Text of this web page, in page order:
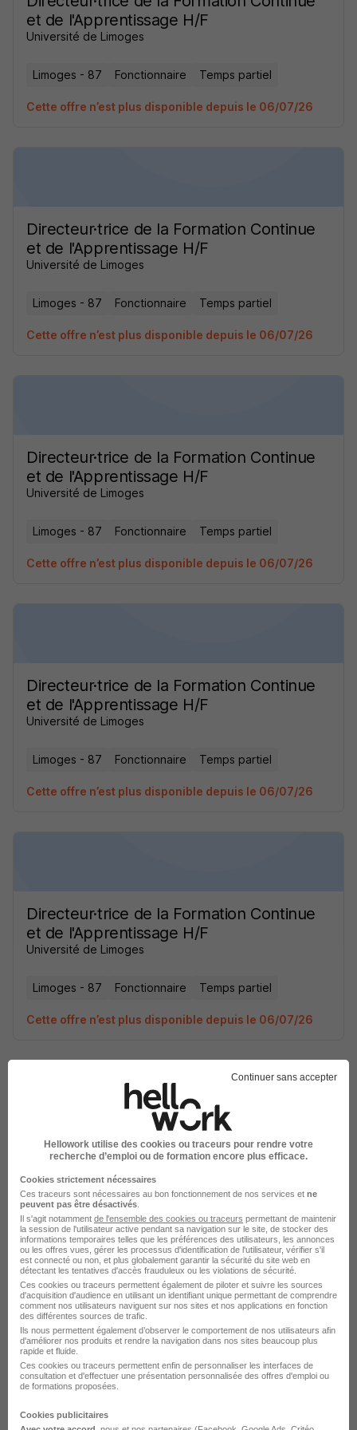
et de l'Apprentissage H/F
Université de Limoges
Limoges - 87 Fonctionnaire Temps partiel
Cette offre n’est plus disponible depuis le 06/07/26
Directeur·trice de la Formation Continue
et de l'Apprentissage H/F
Université de Limoges
Limoges - 87 Fonctionnaire Temps partiel
Cette offre n’est plus disponible depuis le 06/07/26
Directeur·trice de la Formation Continue
et de l'Apprentissage H/F
Université de Limoges
Limoges - 87 Fonctionnaire Temps partiel
Cette offre n’est plus disponible depuis le 06/07/26
Directeur·trice de la Formation Continue
et de l'Apprentissage H/F
Université de Limoges
Limoges - 87 Fonctionnaire Temps partiel
Cette offre n’est plus disponible depuis le 06/07/26
Directeur·trice de la Formation Continue
et de l'Apprentissage H/F
Université de Limoges
Limoges - 87 Fonctionnaire Temps partiel
Cette offre n’est plus disponible depuis le 06/07/26
Directeur·trice de la Formation Continue
et de l'Apprentissage H/F
Université de Limoges
Limoges - 87 Fonctionnaire Temps partiel
Cette offre n’est plus disponible depuis le 06/07/26
Directeur·trice de la Formation Continue
et de l'Apprentissage H/F
Continuer sans accepter
Hellowork utilise des cookies ou traceurs pour rendre votre
recherche d’emploi ou de formation encore plus efficace.
Cookies strictement nécessaires
Ces traceurs sont nécessaires au bon fonctionnement de nos services et ne
peuvent pas être désactivés
Il s'agit notamment de l'ensemble des cookies ou traceurs permettant de maintenir
la session de l'utilisateur active pendant sa navigation sur le site, de stocker des
informations temporaires telles que les préférences des utilisateurs, les annonces
ou les offres vues, gérer les processus d'identification de l'utilisateur, vérifier s'il
est connecté ou non, et plus globalement garantir la sécurité du site web en
détectant les tentatives d'accès frauduleux ou les violations de sécurité.
Ces cookies ou traceurs permettent également de piloter et suivre les sources
d'acquisition d'audience en utilisant un identifiant unique permettant de comprendre
comment nos utilisateurs naviguent sur nos sites et nos applications en fonction
des différentes sources de trafic.
Ils nous permettent également d’observer le comportement de nos utilisateurs afin
d'améliorer nos produits et rendre la navigation dans nos sites beaucoup plus
rapide et fluide.
Ces cookies ou traceurs permettent enfin de personnaliser les interfaces de
consultation et d'effectuer une présentation personnalisée des offres d'emploi ou
de formations proposées.
Cookies publicitaires